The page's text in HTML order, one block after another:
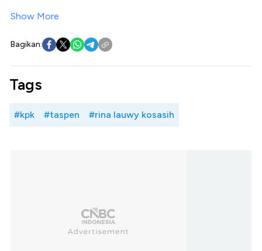
Show More
Bagikan:
Tags
#kpk #taspen #rina lauwy kosasih